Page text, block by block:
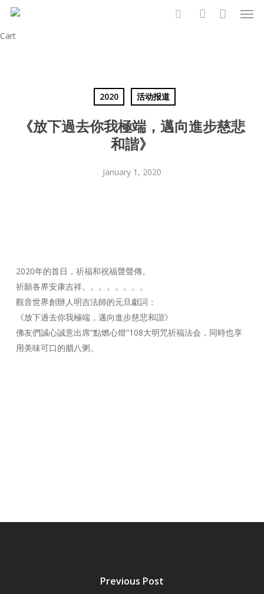
Skip
main
CartClose
2020 活动报道
《放下過去你我極端，邁向進步慈悲
和諧》
January 1, 2020
2020年的首日，祈福和祝福聲聲傳。
祈願各界安康吉祥。。。。。。。。
觀音世界創辦人明吉法師的元旦獻詞：
《放下過去你我極端，邁向進步慈悲和諧》
佛友們誠心誠意出席“點燃心燈”108大明咒祈福法会，同時也享
用美味可口的腊八粥。
Previous Post